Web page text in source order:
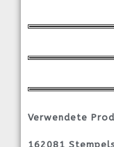
Verwendete
162081